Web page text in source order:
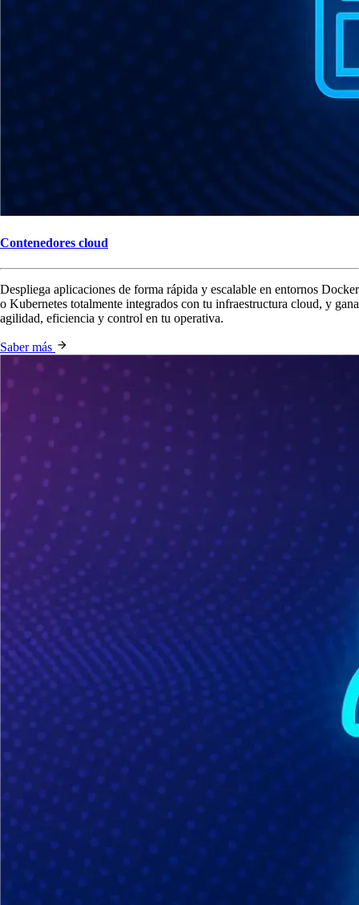
Contenedores cloud
Despliega aplicaciones de forma rápida y escalable en entornos Docker
o Kubernetes totalmente integrados con tu infraestructura cloud, y gana
agilidad, eficiencia y control en tu operativa.
Saber más